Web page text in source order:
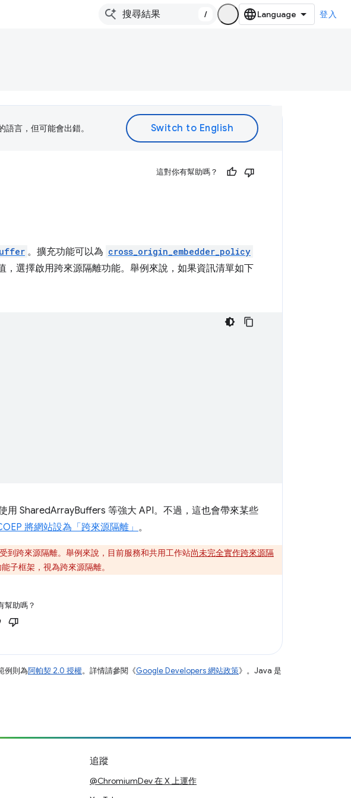
/ 登入
言，但可能會出錯。
這對你有幫助嗎？
。擴充功能可以為 cross_origin_embedder_policy
，選擇啟用跨來源隔離功能。舉例來說，如果資訊清單如下
用 SharedArrayBuffers 等強大 API。不過，這也會帶來某些
將網站設為「跨來源隔離」 。
到跨來源隔離。舉例來說，目前服務和共用工作站尚未完全實作跨來源隔
子框架，視為跨來源隔離。
幫助嗎？
例則為阿帕契 2.0 授權。詳情請參閱《Google Developers 網站政策》。Java 是
追蹤
@ChromiumDev 在 X 上運作